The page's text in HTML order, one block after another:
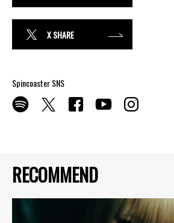
RECOMMEND
X SHARE
Spincoaster SNS